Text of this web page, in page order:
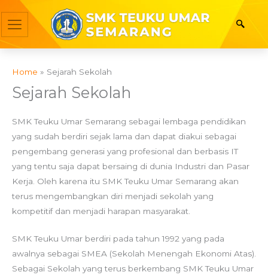
content
Home Sejarah Sekolah
Sejarah Sekolah
SMK Teuku Umar Semarang sebagai lembaga pendidikan
yang sudah berdiri sejak lama dan dapat diakui sebagai
pengembang generasi yang profesional dan berbasis IT
yang tentu saja dapat bersaing di dunia Industri dan Pasar
Kerja. Oleh karena itu SMK Teuku Umar Semarang akan
terus mengembangkan diri menjadi sekolah yang
kompetitif dan menjadi harapan masyarakat.
SMK Teuku Umar berdiri pada tahun 1992 yang pada
awalnya sebagai SMEA (Sekolah Menengah Ekonomi Atas).
Sebagai Sekolah yang terus berkembang SMK Teuku Umar